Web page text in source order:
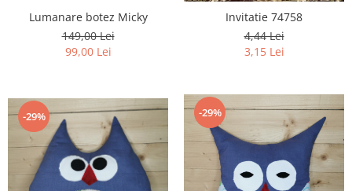
Lumanare botez Micky
149,00 Lei
99,00 Lei
Invitatie 74758
4,44 Lei
3,15 Lei
-29% -29%